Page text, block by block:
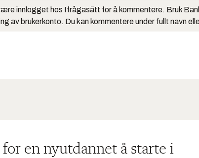
innlogget hos Ifrågasätt for å kommentere. Bruk
av brukerkonto. Du kan kommentere under fullt navn
en nyutdannet å starte i